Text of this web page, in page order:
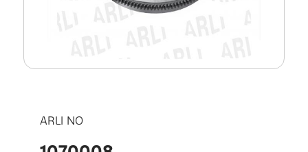
ARLI NO